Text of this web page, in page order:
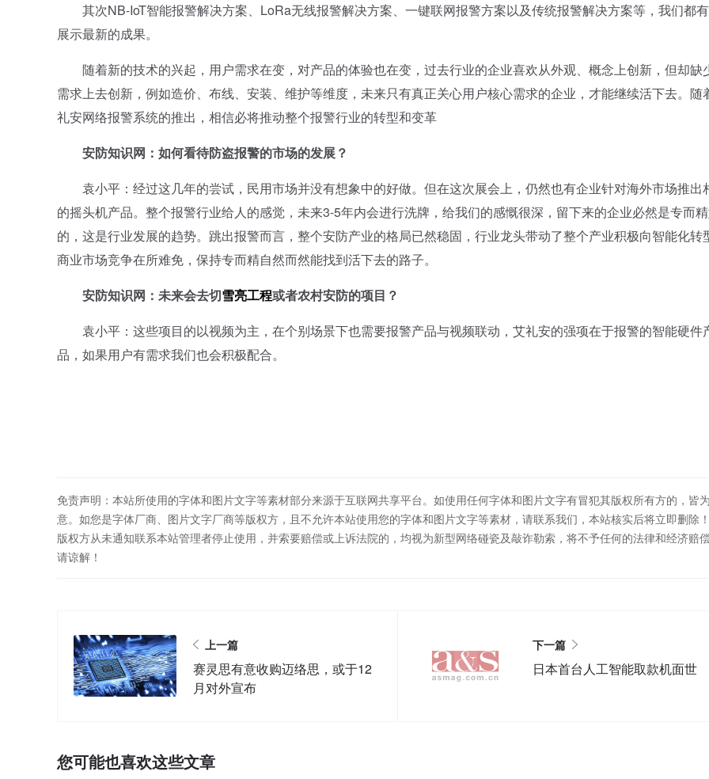
其次NB-IoT智能报警解决方案、LoRa无线报警解决方案、一键联网报警方案以及传统报警解决方案等，我们都
展示最新的成果。
随着新的技术的兴起，用户需求在变，对产品的体验也在变，过去行业的企业喜欢从外观、概念上创新，但却缺
需求上去创新，例如造价、布线、安装、维护等维度，未来只有真正关心用户核心需求的企业，才能继续活下去。随
礼安网络报警系统的推出，相信必将推动整个报警行业的转型和变革
安防知识网 ：如何看待防盗报警的市场的发展？
袁小平：经过这几年的尝试，民用市场并没有想象中的好做。但在这次展会上，仍然也有企业针对海外市场推出
的摇头机产品。整个报警行业给人的感觉，未来3-5年内会进行洗牌，给我们的感慨很深，留下来的企业必然是专而
的，这是行业发展的趋势。跳出报警而言，整个安防产业的格局已然稳固，行业龙头带动了整个产业积极向智能化转
商业市场竞争在所难免，保持专而精自然而然能找到活下去的路子。
安防知识网：未来会去切雪亮工程或者农村安防的项目？
袁小平：这些项目的以视频为主，在个别场景下也需要报警产品与视频联动，艾礼安的强项在于报警的智能硬件
品，如果用户有需求我们也会积极配合。
免责声明：本站所使用的字体和图片文字等素材部分来源于互联网共享平台。如使用任何字体和图片文字有冒犯其版权所有方的，皆
意。如您是字体厂商、图片文字厂商等版权方，且不允许本站使用您的字体和图片文字等素材，请联系我们，本站核实后将立即删除
版权方从未通知联系本站管理者停止使用，并索要赔偿或上诉法院的，均视为新型网络碰瓷及敲诈勒索，将不予任何的法律和经济赔
请谅解！
上一篇
赛灵思有意收购迈络思，或于12
月对外宣布
下一篇
日本首台人工智能取款机面世
您可能也喜欢这些文章